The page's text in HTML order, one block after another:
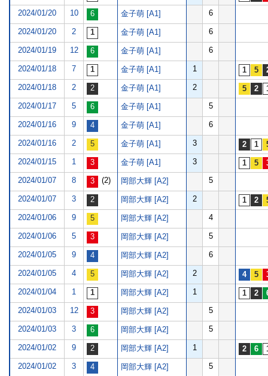
2024/01/20 10 金子萌 [A1] 6
2024/01/20 2 金子萌 [A1] 6
2024/01/19 12 金子萌 [A1] 6
2024/01/18 7 金子萌 [A1] 1
2024/01/18 2 金子萌 [A1] 2
2024/01/17 5 金子萌 [A1] 5
2024/01/16 9 金子萌 [A1] 6
2024/01/16 2 金子萌 [A1] 3
2024/01/15 1 金子萌 [A1] 3
2024/01/07 8 (2) 岡部大輝 [A2] 5
2024/01/07 3 岡部大輝 [A2] 2
2024/01/06 9 岡部大輝 [A2] 4
2024/01/06 5 岡部大輝 [A2] 5
2024/01/05 9 岡部大輝 [A2] 6
2024/01/05 4 岡部大輝 [A2] 2
2024/01/04 1 岡部大輝 [A2] 1
2024/01/03 12 岡部大輝 [A2] 5
2024/01/03 3 岡部大輝 [A2] 5
2024/01/02 9 岡部大輝 [A2] 1
2024/01/02 3 岡部大輝 [A2] 5